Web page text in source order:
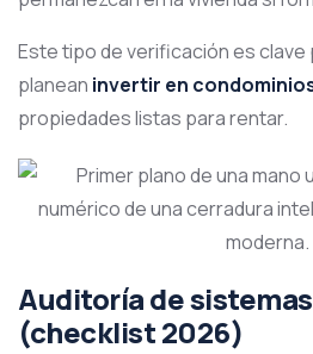
Este tipo de verificación es
planean invertir en
propiedades listas para rentar.
Auditoría de
(checklist 2026)